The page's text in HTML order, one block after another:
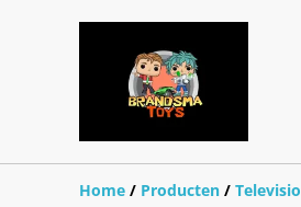
Home / Producten /